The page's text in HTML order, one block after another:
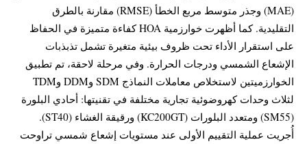
(MAE) وجذر متوسط مربع الخطأ (RMSE) مقارنة بالطرق
التقليدية. كما أظهرت خوارزمية HOA كفاءة متميزة في الحفاظ
على استقرار الأداء تحت ظروف بيئية متغيرة تشمل تذبذبات
الإشعاع الشمسي ودرجات الحرارة. وفي مرحلة لاحقة، تم تطبيق
الخوارزميتين لاستخلاص معاملات النماذج SDM وDDM وTDM
لثلاث وحدات كهروضوئية تجارية مختلفة في تقنيتها: أحادي البلورة
(SM55) ومتعدد البلورات (KC200GT) ورقيقة الغشاء (ST40).
أُجريت عملية التقييم الأولى عند مستويات إشعاع شمسي تراوحت